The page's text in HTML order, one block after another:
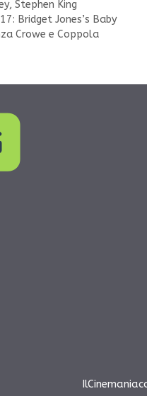
,Stephen King
Bridget Jones’s Baby
Crowe e Coppola